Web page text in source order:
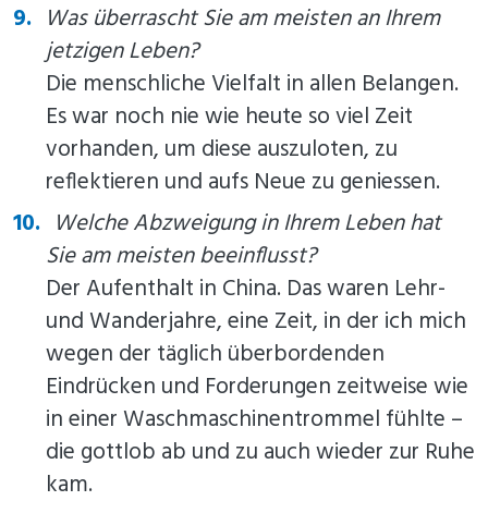
Was überrascht Sie am meisten an Ihrem
jetzigen Leben?
Die menschliche Vielfalt in allen Belangen.
Es war noch nie wie heute so viel Zeit
vorhanden, um diese auszuloten, zu
reflektieren und aufs Neue zu geniessen.
Welche Abzweigung in Ihrem Leben hat
Sie am meisten beeinflusst?
Der Aufenthalt in China. Das waren Lehr-
und Wanderjahre, eine Zeit, in der ich mich
wegen der täglich überbordenden
Eindrücken und Forderungen zeitweise wie
in einer Waschmaschinentrommel fühlte –
die gottlob ab und zu auch wieder zur Ruhe
kam.